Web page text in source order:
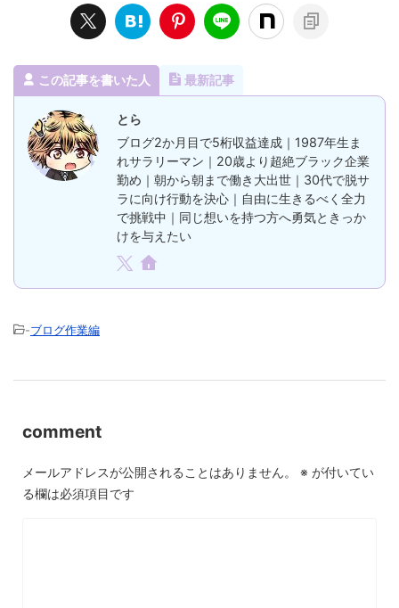
この記事を書いた人 最新記事
とら
ブログ2か月目で5桁収益達成｜1987年生ま
れサラリーマン｜20歳より超絶ブラック企業
勤め｜朝から朝まで働き大出世｜30代で脱サ
ラに向け行動を決心｜自由に生きるべく全力
で挑戦中｜同じ想いを持つ方へ勇気ときっか
けを与えたい
-ブログ作業編
comment
メールアドレスが公開されることはありません。 ※ が付いてい
る欄は必須項目です